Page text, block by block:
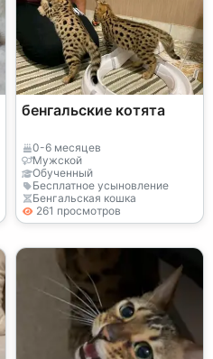
бенгальские котята
0-6 месяцев
Мужской
Обученный
Бесплатное усыновление
Бенгальская кошка
261 просмотров